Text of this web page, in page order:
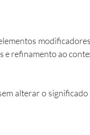
e refinamento ao
alterar o